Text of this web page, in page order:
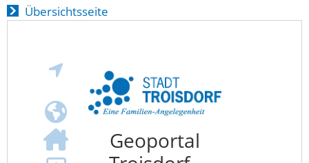
Übersichtsseite